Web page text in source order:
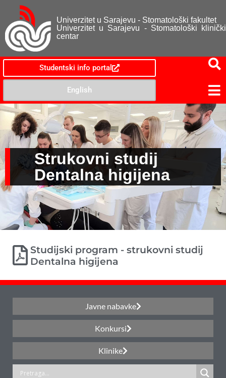
Univerzitet u Sarajevu - Stomatološki fakultet
Univerzitet u Sarajevu - Stomatološki klinički
centar
Studentski info portal
English
Strukovni studij
Dentalna higijena
Studijski program - strukovni studij
Dentalna higijena
Javne nabavke
Konkursi
Klinike